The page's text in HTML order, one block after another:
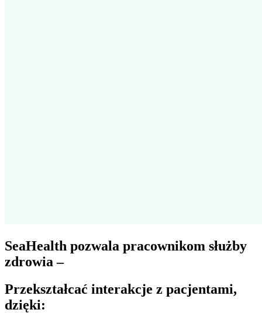
SeaHealth pozwala pracownikom służby
zdrowia –
Przekształcać interakcje z pacjentami,
dzięki: